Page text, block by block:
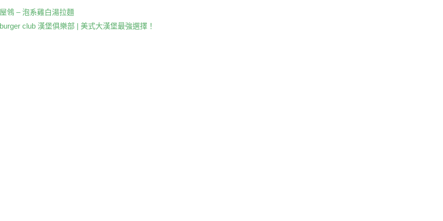
k
鴒 – 泡系雞白湯拉麵
club 漢堡俱樂部 | 美式大漢堡最強選擇！